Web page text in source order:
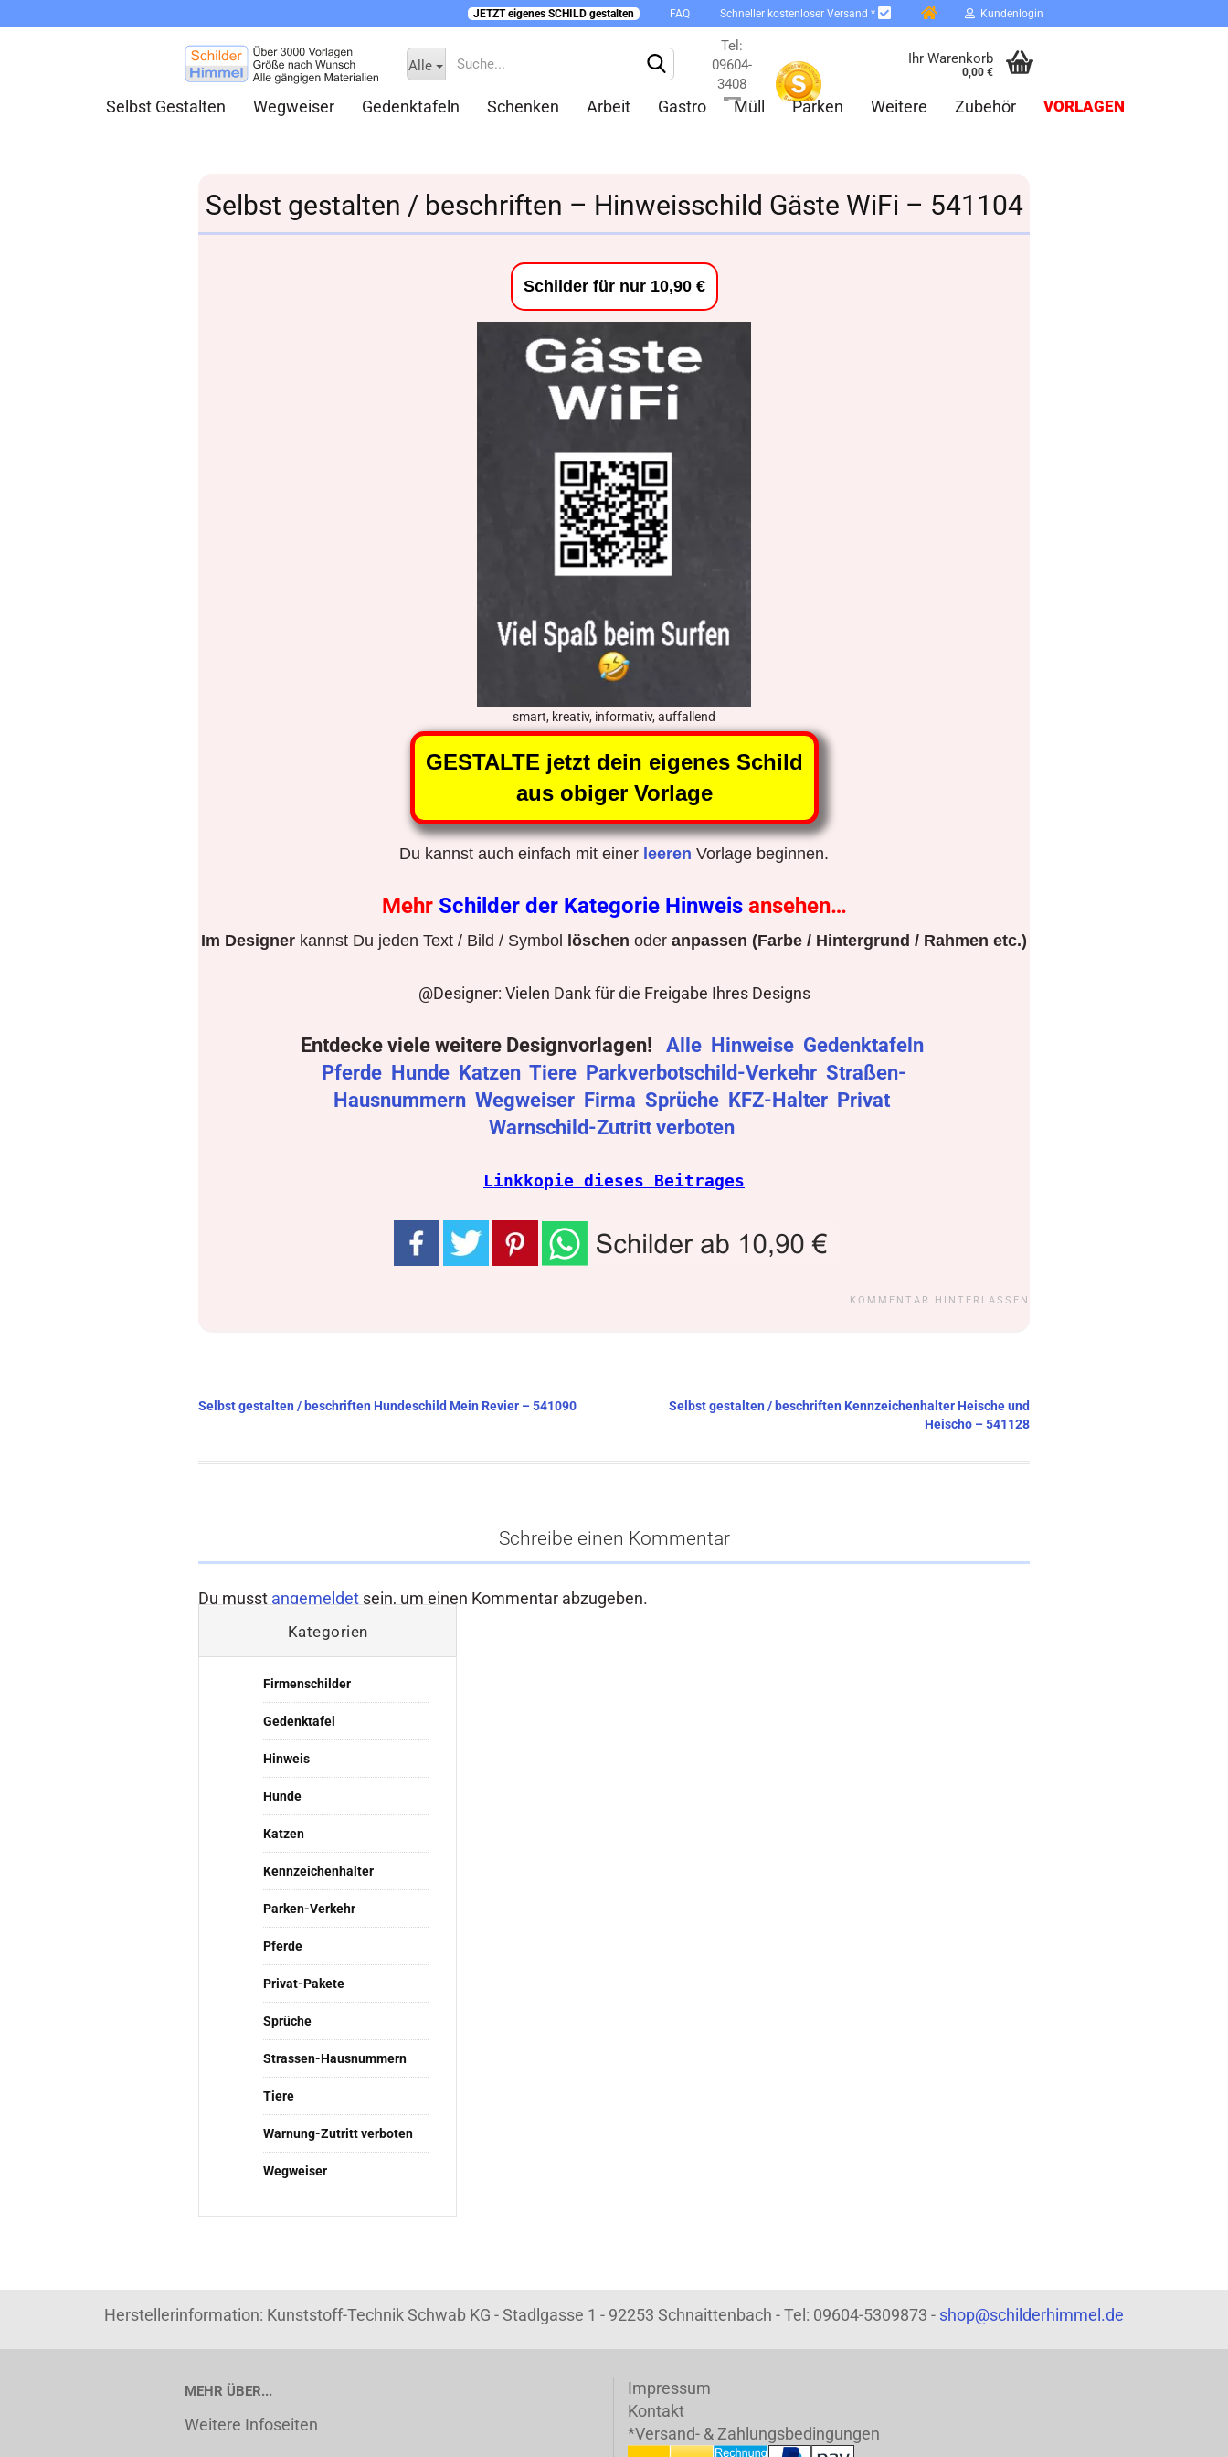
JETZT eigenes SCHILD gestalten FAQ Schneller kostenloser Versand * Kundenlogin
Alle
Tel:
09604-
3408
Ihr Warenkorb
0,00 €
Selbst Gestalten Wegweiser Gedenktafeln Schenken Arbeit Gastro Müll Parken Weitere Zubehör VORLAGEN
Selbst gestalten / beschriften – Hinweisschild Gäste WiFi – 541104
Schilder für nur 10,90 €
smart, kreativ, informativ, auffallend
GESTALTE jetzt dein eigenes Schild
aus obiger Vorlage
Du kannst auch einfach mit einer leeren Vorlage beginnen.
Mehr Schilder der Kategorie Hinweis ansehen…
Im Designer kannst Du jeden Text / Bild / Symbol löschen oder anpassen (Farbe / Hintergrund / Rahmen etc.)
@Designer: Vielen Dank für die Freigabe Ihres Designs
Entdecke viele weitere Designvorlagen! Alle Hinweise Gedenktafeln
Pferde Hunde Katzen Tiere Parkverbotschild-Verkehr Straßen-
Hausnummern Wegweiser Firma Sprüche KFZ-Halter Privat
Warnschild-Zutritt verboten
Linkkopie dieses Beitrages
KOMMENTAR HINTERLASSEN
Beitragsnavigation
Selbst gestalten / beschriften Hundeschild Mein Revier – 541090
Selbst gestalten / beschriften Kennzeichenhalter Heische und
Heischo – 541128
Schreibe einen Kommentar
Du musst angemeldet sein, um einen Kommentar abzugeben.
Kategorien
Firmenschilder
Gedenktafel
Hinweis
Hunde
Katzen
Kennzeichenhalter
Parken-Verkehr
Pferde
Privat-Pakete
Sprüche
Strassen-Hausnummern
Tiere
Warnung-Zutritt verboten
Wegweiser
Herstellerinformation: Kunststoff-Technik Schwab KG - Stadlgasse 1 - 92253 Schnaittenbach - Tel: 09604-5309873 - shop@schilderhimmel.de
MEHR ÜBER...
Weitere Infoseiten
Impressum
Kontakt
*Versand- & Zahlungsbedingungen